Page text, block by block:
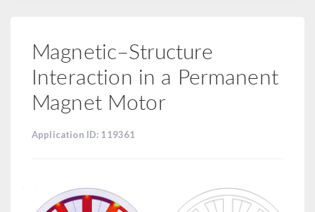
Magnetic–Structure
Interaction in a Permanent
Magnet Motor
Application ID: 119361